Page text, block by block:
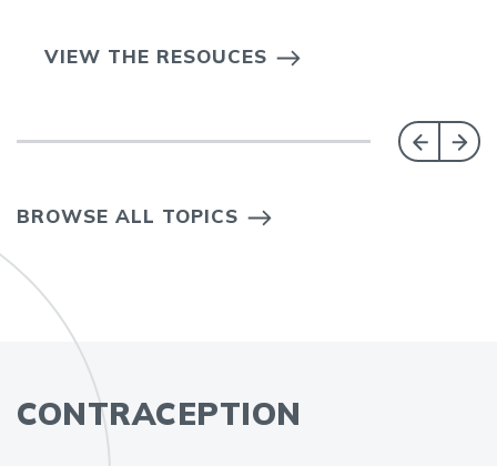
VIEW THE RESOUCES
BROWSE ALL TOPICS
CONTRACEPTION